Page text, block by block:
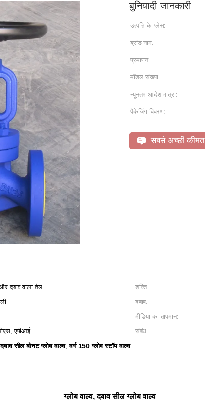
बुनियादी जानकारी
उत्पत्ति के प्लेस:
ब्रांड नाम:
प्रमाणन:
मॉडल संख्या:
न्यूनतम आदेश मात्रा:
पैकेजिंग विवरण:
सबसे अच्छी कीमत
दबाव वाला तेल शक्ति:
दबाव:
मीडिया का तापमान:
एपीआई संबंध:
दबाव सील बोनट ग्लोब वाल्व,वर्ग 150 ग्लोब स्टॉप वाल्व
ग्लोब वाल्व, दबाव सील ग्लोब वाल्व